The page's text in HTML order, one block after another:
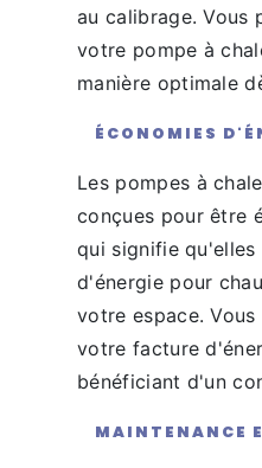
au calibrage. Vous
votre pompe à
manière optimale
ÉCONOMIES
Les pompes à
conçues pour être
qui signifie
d'énergie pour
votre espace.
votre facture
bénéficiant d'un
MAINTENANCE